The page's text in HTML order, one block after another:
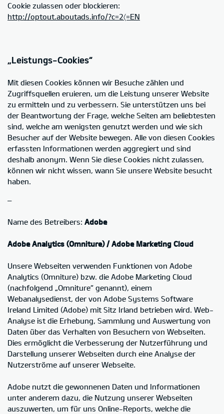
Cookie zulassen oder blockieren:
http://optout.aboutads.info/?c=2〈=EN
„Leistungs-Cookies“
Mit diesen Cookies können wir Besuche zählen und
Zugriffsquellen eruieren, um die Leistung unserer Website
zu ermitteln und zu verbessern. Sie unterstützen uns bei
der Beantwortung der Frage, welche Seiten am beliebtesten
sind, welche am wenigsten genutzt werden und wie sich
Besucher auf der Website bewegen. Alle von diesen Cookies
erfassten Informationen werden aggregiert und sind
deshalb anonym. Wenn Sie diese Cookies nicht zulassen,
können wir nicht wissen, wann Sie unsere Website besucht
haben.
–
Name des Betreibers: Adobe
Adobe Analytics (Omniture) / Adobe Marketing Cloud
Unsere Webseiten verwenden Funktionen von Adobe
Analytics (Omniture) bzw. die Adobe Marketing Cloud
(nachfolgend „Omniture“ genannt), einem
Webanalysedienst, der von Adobe Systems Software
Ireland Limited (Adobe) mit Sitz Irland betrieben wird. Web-
Analyse ist die Erhebung, Sammlung und Auswertung von
Daten über das Verhalten von Besuchern von Webseiten.
Dies ermöglicht die Verbesserung der Nutzerführung und
Darstellung unserer Webseiten durch eine Analyse der
Nutzerströme auf unserer Webseite.
Adobe nutzt die gewonnenen Daten und Informationen
unter anderem dazu, die Nutzung unserer Webseiten
auszuwerten, um für uns Online-Reports, welche die